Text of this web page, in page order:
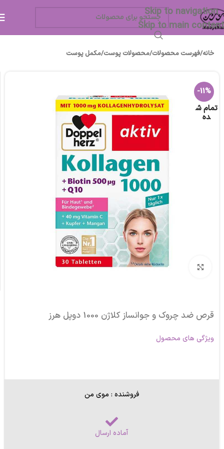
Skip to navigation
Skip to main content
خانه/فهرست محصولات/محصولات پوست/مکمل پوست
-11%
تمام ش
ده
برای بزرگنمایی کلیک کنید
قرص ضد چروک و جوانساز کلاژن 1000 دوپل هرز
ویژگی های محصول
فروشنده : موی من
آماده ارسال